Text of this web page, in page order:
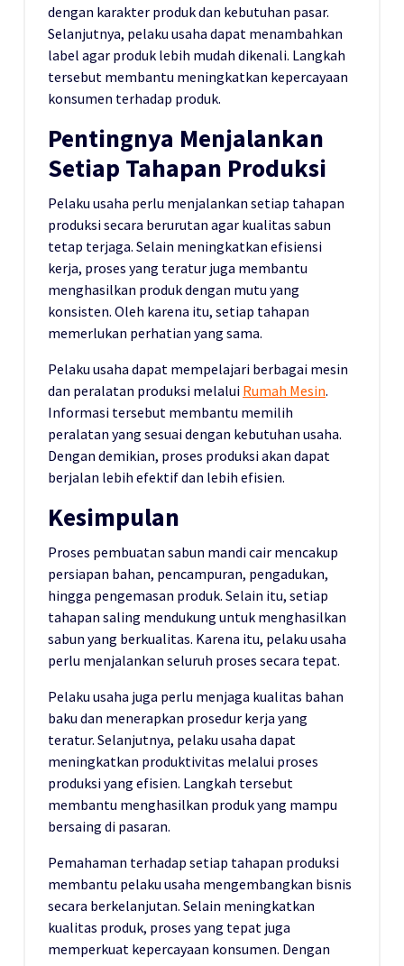
dengan karakter produk dan kebutuhan pasar.
Selanjutnya, pelaku usaha dapat menambahkan
label agar produk lebih mudah dikenali. Langkah
tersebut membantu meningkatkan kepercayaan
konsumen terhadap produk.
Pentingnya Menjalankan
Setiap Tahapan Produksi
Pelaku usaha perlu menjalankan setiap tahapan
produksi secara berurutan agar kualitas sabun
tetap terjaga. Selain meningkatkan efisiensi
kerja, proses yang teratur juga membantu
menghasilkan produk dengan mutu yang
konsisten. Oleh karena itu, setiap tahapan
memerlukan perhatian yang sama.
Pelaku usaha dapat mempelajari berbagai mesin
dan peralatan produksi melalui Rumah Mesin.
Informasi tersebut membantu memilih
peralatan yang sesuai dengan kebutuhan usaha.
Dengan demikian, proses produksi akan dapat
berjalan lebih efektif dan lebih efisien.
Kesimpulan
Proses pembuatan sabun mandi cair mencakup
persiapan bahan, pencampuran, pengadukan,
hingga pengemasan produk. Selain itu, setiap
tahapan saling mendukung untuk menghasilkan
sabun yang berkualitas. Karena itu, pelaku usaha
perlu menjalankan seluruh proses secara tepat.
Pelaku usaha juga perlu menjaga kualitas bahan
baku dan menerapkan prosedur kerja yang
teratur. Selanjutnya, pelaku usaha dapat
meningkatkan produktivitas melalui proses
produksi yang efisien. Langkah tersebut
membantu menghasilkan produk yang mampu
bersaing di pasaran.
Pemahaman terhadap setiap tahapan produksi
membantu pelaku usaha mengembangkan bisnis
secara berkelanjutan. Selain meningkatkan
kualitas produk, proses yang tepat juga
memperkuat kepercayaan konsumen. Dengan